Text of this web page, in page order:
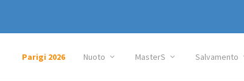
Parigi 2026 Nuoto MasterS Salvamento